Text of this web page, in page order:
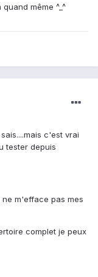
même ^_^
c'est vrai
tester depuis
ne m'efface pas mes
complet je peux